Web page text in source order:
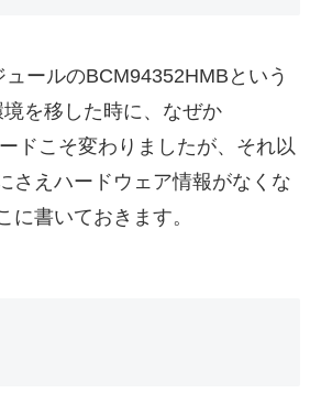
ールのBCM94352HMBという
を移した時に、なぜか
ドこそ変わりましたが、それ以
さえハードウェア情報がなくな
書いておきます。